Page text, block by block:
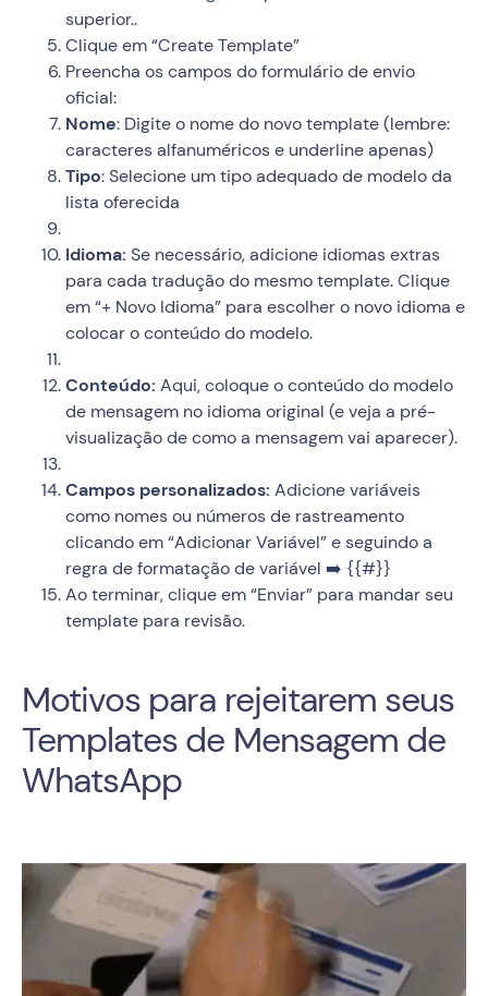
superior..
Clique em “Create Template”
Preencha os campos do formulário de envio
oficial:
Nome: Digite o nome do novo template (lembre:
caracteres alfanuméricos e underline apenas)
Tipo: Selecione um tipo adequado de modelo da
lista oferecida
Idioma: Se necessário, adicione idiomas extras
para cada tradução do mesmo template. Clique
em “+ Novo Idioma” para escolher o novo idioma e
colocar o conteúdo do modelo.
Conteúdo: Aqui, coloque o conteúdo do modelo
de mensagem no idioma original (e veja a pré-
visualização de como a mensagem vai aparecer).
Campos personalizados: Adicione variáveis
como nomes ou números de rastreamento
clicando em “Adicionar Variável” e seguindo a
regra de formatação de variável ➡️ {{#}}
Ao terminar, clique em “Enviar” para mandar seu
template para revisão.
Motivos para rejeitarem seus
Templates de Mensagem de
WhatsApp